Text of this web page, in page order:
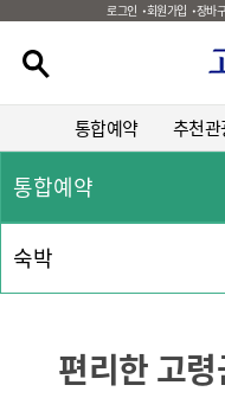
로그인 회원가입 장바
통합예약 추천관
통합예약
숙박
편리한 고